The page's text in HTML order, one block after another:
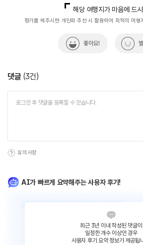
열린관광콘텐츠팀(열린관광-모두의여행)
033-738-
해당 여행지가 마음에 드
평가를 해주시면 개인화 추천 시 활용하여 최적의 여행
좋아요!
댓글 (3건)
유의사항
AI가 빠르게 요약해주는 사용자 후기!
최근 3년 이내 작성된 댓글이
일정한 개수 이상인 경우
사용자 후기 요약 정보가 제공됩